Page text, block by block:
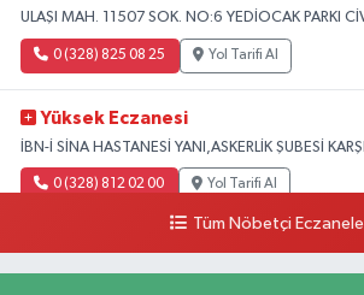
ULAŞI MAH. 11507 SOK. NO:6 YEDİOCAK PARKI
0 (328) 825 08 25 Yol Tarifi Al
Yüksek Eczanesi
İBN-İ SİNA HASTANESİ YANI,ASKERLİK ŞUBESİ
0 (328) 812 02 00 Yol Tarifi Al
Tüm Nöbetçi